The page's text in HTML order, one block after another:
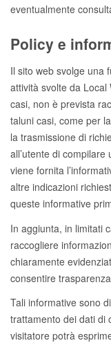
eventualmente
Policy e
Il sito web svolge una
attività svolte da
casi, non è prevista
taluni casi, come per
la trasmissione di
all’utente di
viene fornita
altre indicazioni
queste informative
In aggiunta, in limitati
raccogliere
chiaramente
consentire
Tali informative sono
trattamento dei dati di
visitatore potrà